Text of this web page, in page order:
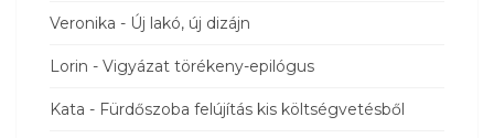
Veronika - Új lakó, új dizájn
Lorin - Vigyázat törékeny-epilógus
Kata - Fürdőszoba felújítás kis költségvetésből